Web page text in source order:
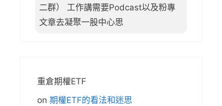
二群） 工作講需要Podcast以及粉專
文章去凝聚一股中心思
重倉期權ETF
on 期權ETF的看法和迷思